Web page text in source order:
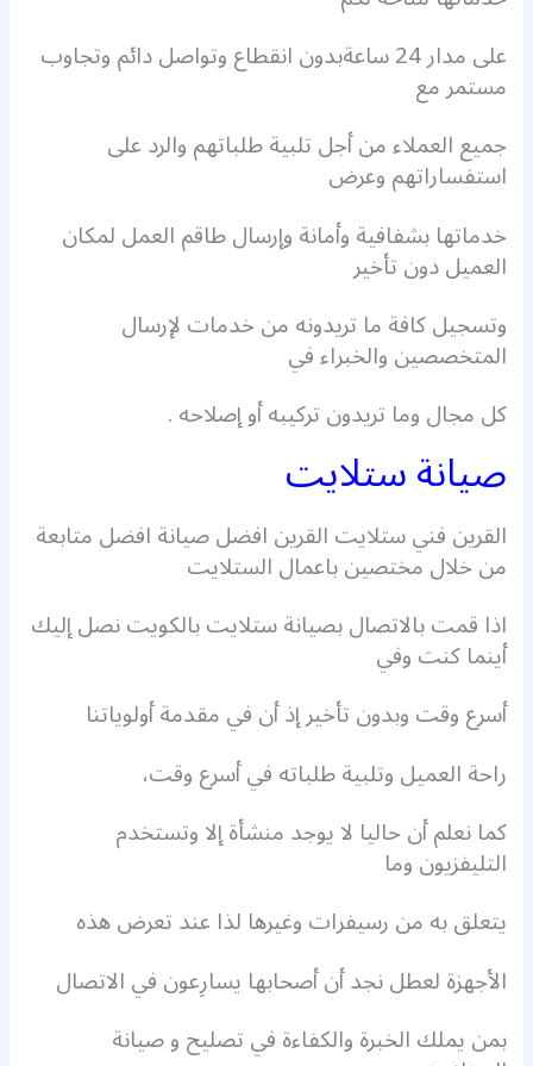
على مدار 24 ساعةبدون انقطاع وتواصل دائم وتجاوب
مستمر مع
جميع العملاء من أجل تلبية طلباتهم والرد على
استفساراتهم وعرض
خدماتها بشفافية وأمانة وإرسال طاقم العمل لمكان
العميل دون تأخير
وتسجيل كافة ما تريدونه من خدمات لإرسال
المتخصصين والخبراء في
كل مجال وما تريدون تركيبه أو إصلاحه .
صيانة ستلايت
القرين فني ستلايت القرين افضل صيانة افضل متابعة
من خلال مختصين باعمال الستلايت
اذا قمت بالاتصال بصيانة ستلايت بالكويت نصل إليك
أينما كنت وفي
أسرع وقت وبدون تأخير إذ أن في مقدمة أولوياتنا
راحة العميل وتلبية طلباته في أسرع وقت،
كما نعلم أن حاليا لا يوجد منشأة إلا وتستخدم
التليفزيون وما
يتعلق به من رسيفرات وغيرها لذا عند تعرض هذه
الأجهزة لعطل نجد أن أصحابها يسارِعون في الاتصال
بمن يملك الخبرة والكفاءة في تصليح و صيانة